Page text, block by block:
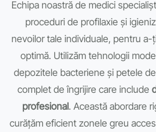
Echipa noastră de medici
proceduri de profilaxie și
nevoilor tale individuale, pentru a-
optimă. Utilizăm tehnologii
depozitele bacteriene și petele
complet de îngrijire care include
profesional. Această abordare
curățăm eficient zonele greu